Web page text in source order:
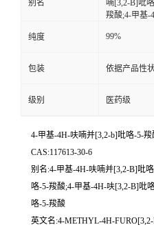
别名
喃[3,2-B]吡
羧酸;4-甲基-
纯度 99%
包装 依据产品性
级别 医药级
4-甲基-4H-呋喃并[3,2-b]吡咯-5-羧
CAS:117613-30-6
别名:4-甲基-4H-呋喃并[3,2-B]吡
咯-5-羧酸;4-甲基-4H-呋[3,2-B]吡
咯-5-羧酸
英文名:4-METHYL-4H-